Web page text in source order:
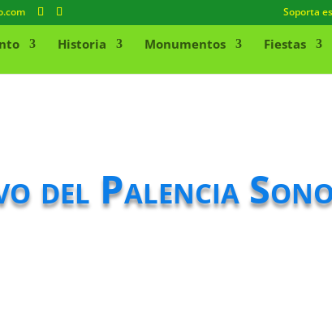
Soporta
Historia Monumentos Fiestas
del Palencia